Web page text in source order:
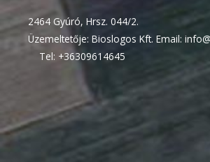
2464 Gyúró, Hrsz. 044/2.
Üzemeltetője: Bioslogos Kft. Email:
Tel: +36309614645